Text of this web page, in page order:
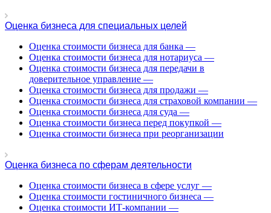
Оценка бизнеса для специальных целей
Оценка стоимости бизнеса для банка —
Оценка стоимости бизнеса для нотариуса —
Оценка стоимости бизнеса для передачи в
доверительное управление —
Оценка стоимости бизнеса для продажи —
Оценка стоимости бизнеса для страховой компании —
Оценка стоимости бизнеса для суда —
Оценка стоимости бизнеса перед покупкой —
Оценка стоимости бизнеса при реорганизации
Оценка бизнеса по сферам деятельности
Оценка стоимости бизнеса в сфере услуг —
Оценка стоимости гостиничного бизнеса —
Оценка стоимости ИТ-компании —
Березники
Бийск
Биробиджан
Бирск
Бирюч
Благовещенск
Благодарный
Богородицк
Боготол
Большой Камень
Бор
Борзя
Борисоглебск
Боровичи
Братск